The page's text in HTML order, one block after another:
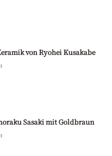
von Ryohei Kusakabe
Sasaki mit Goldbraun